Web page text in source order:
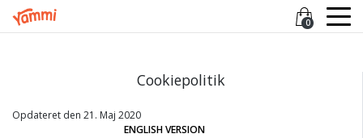
0
Cookiepolitik
Opdateret den 21. Maj 2020
ENGLISH VERSION